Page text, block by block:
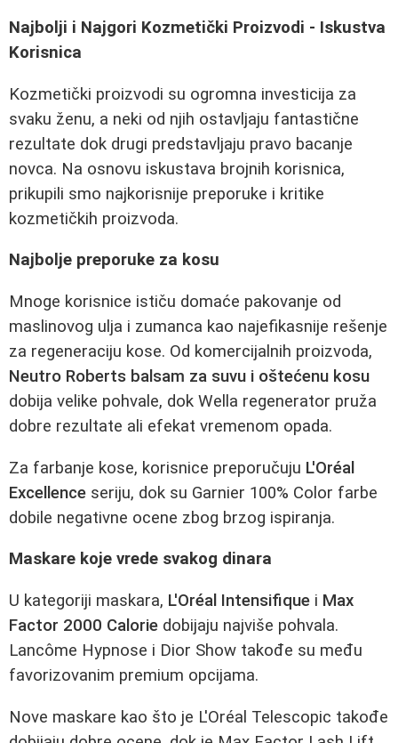
Najbolji i Najgori Kozmetički Proizvodi - Iskustva
Korisnica
Kozmetički proizvodi su ogromna investicija za
svaku ženu, a neki od njih ostavljaju fantastične
rezultate dok drugi predstavljaju pravo bacanje
novca. Na osnovu iskustava brojnih korisnica,
prikupili smo najkorisnije preporuke i kritike
kozmetičkih proizvoda.
Najbolje preporuke za kosu
Mnoge korisnice ističu domaće pakovanje od
maslinovog ulja i zumanca kao najefikasnije rešenje
za regeneraciju kose. Od komercijalnih proizvoda,
Neutro Roberts balsam za suvu i oštećenu kosu
dobija velike pohvale, dok Wella regenerator pruža
dobre rezultate ali efekat vremenom opada.
Za farbanje kose, korisnice preporučuju L'Oréal
Excellence seriju, dok su Garnier 100% Color farbe
dobile negativne ocene zbog brzog ispiranja.
Maskare koje vrede svakog dinara
U kategoriji maskara, L'Oréal Intensifique i Max
Factor 2000 Calorie dobijaju najviše pohvala.
Lancôme Hypnose i Dior Show takođe su među
favorizovanim premium opcijama.
Nove maskare kao što je L'Oréal Telescopic takođe